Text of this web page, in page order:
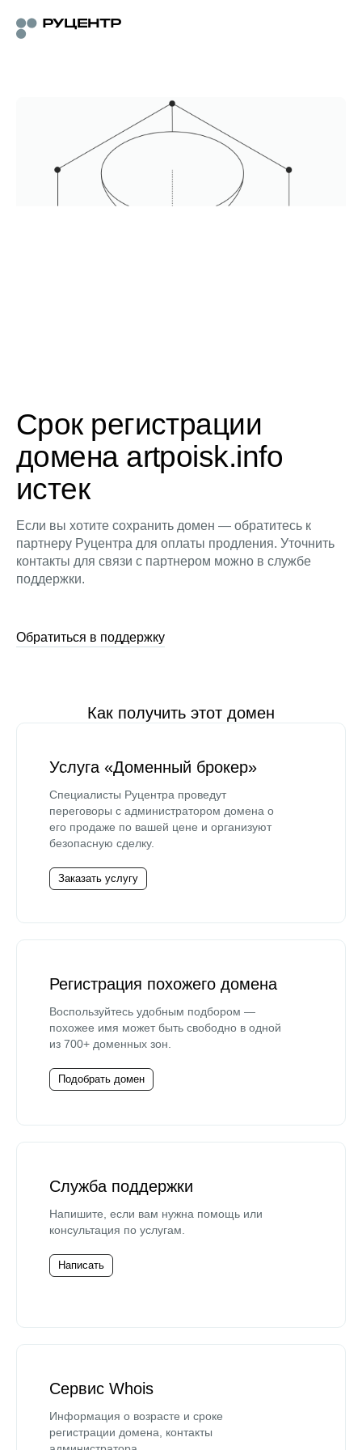
Срок регистрации
домена artpoisk.info
истек
Если вы хотите сохранить домен — обратитесь к
партнеру Руцентра для оплаты продления. Уточнить
контакты для связи с партнером можно в службе
поддержки.
Обратиться в поддержку
Как получить этот домен
Услуга «Доменный брокер»
Специалисты Руцентра проведут
переговоры с администратором домена о
его продаже по вашей цене и организуют
безопасную сделку.
Заказать услугу
Регистрация похожего домена
Воспользуйтесь удобным подбором —
похожее имя может быть свободно в одной
из 700+ доменных зон.
Подобрать домен
Служба поддержки
Напишите, если вам нужна помощь или
консультация по услугам.
Написать
Сервис Whois
Информация о возрасте и сроке
регистрации домена, контакты